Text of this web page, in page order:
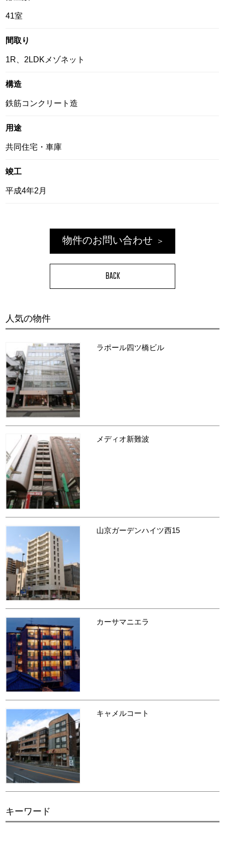
41室
間取り
1R、2LDKメゾネット
構造
鉄筋コンクリート造
用途
共同住宅・車庫
竣工
平成4年2月
物件のお問い合わせ
BACK
人気の物件
ラポール四ツ橋ビル
メディオ新難波
山京ガーデンハイツ西15
カーサマニエラ
キャメルコート
キーワード